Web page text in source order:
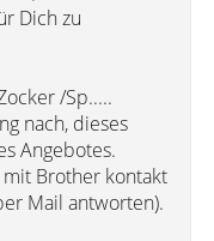
Dich zu
/Sp.....
nach, dieses
Angebotes.
mit Brother kontakt
Mail antworten).